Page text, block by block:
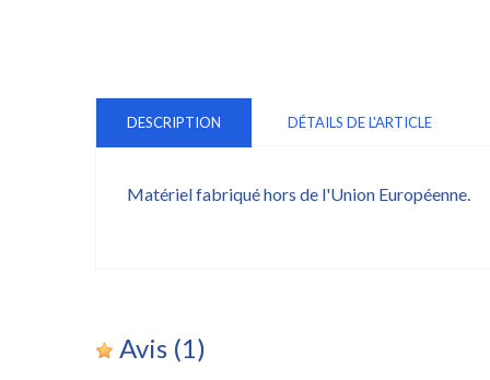
DESCRIPTION DÉTAILS DE L'ARTICLE
Matériel fabriqué hors de l'Union Européenne.
Avis (1)